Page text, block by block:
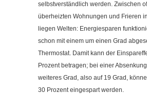
selbstverständlich werden. Zwischen
überheizten Wohnungen und Frieren
liegen Welten: Energiesparen
schon mit einem um einen Grad
Thermostat. Damit kann der
Prozent betragen; bei einer
weiteres Grad, also auf 19 Grad,
30 Prozent eingespart werden.